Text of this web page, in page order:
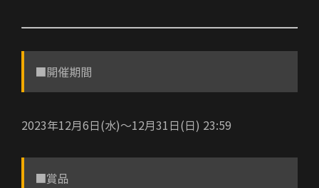
■開催期間
2023年12月6日(水)〜12月31日(日) 23:59
■賞品